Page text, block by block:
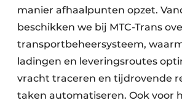
manier afhaalpunten opzet.
beschikken we bij MTC-Trans
transportbeheersysteem,
ladingen en leveringsroutes
vracht traceren en tijdrovende
taken automatiseren. Ook voor